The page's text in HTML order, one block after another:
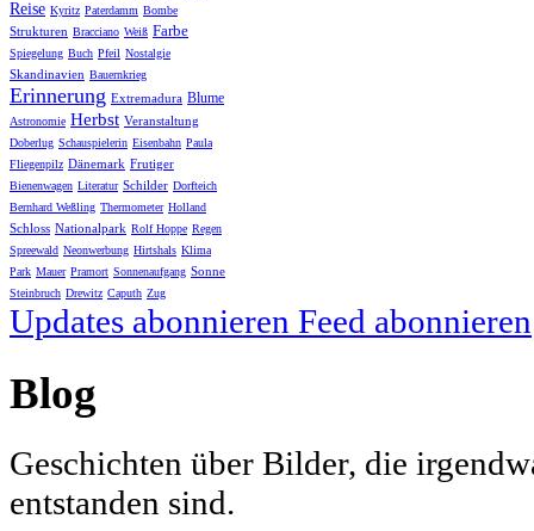
Reise Kyritz Paterdamm Bombe
Strukturen Bracciano Weiß Farbe
Spiegelung Buch Pfeil Nostalgie
Skandinavien Bauernkrieg
Erinnerung Extremadura Blume
Astronomie Herbst Veranstaltung
Doberlug Schauspielerin Eisenbahn Paula
Fliegenpilz Dänemark Frutiger
Bienenwagen Literatur Schilder Dorfteich
Bernhard Weßling Thermometer Holland
Schloss Nationalpark Rolf Hoppe Regen
Spreewald Neonwerbung Hirtshals Klima
Park Mauer Pramort Sonnenaufgang Sonne
Steinbruch Drewitz Caputh Zug
Updates abonnieren Feed abonnieren
Blog
Geschichten über Bilder, die
entstanden sind.